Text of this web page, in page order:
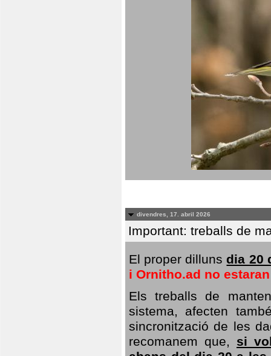
divendres, 17. abril 2026
Important: treballs de
El proper dilluns dia 20
i Ornitho.ad no
Els treballs de
sistema, afecten
sincronització de les
recomanem que, si